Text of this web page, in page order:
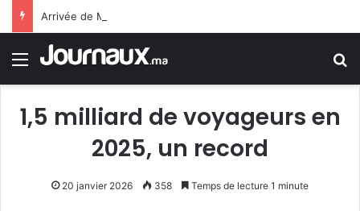
Menu
1,5 milliard de voyageurs en
2025, un record
20 janvier 2026 358 Temps de lecture 1 minute